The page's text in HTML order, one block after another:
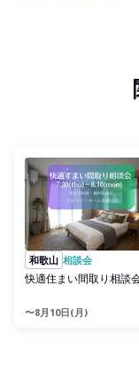
和歌山 相談会
快適住まい間取り相談
〜8月10日(月)